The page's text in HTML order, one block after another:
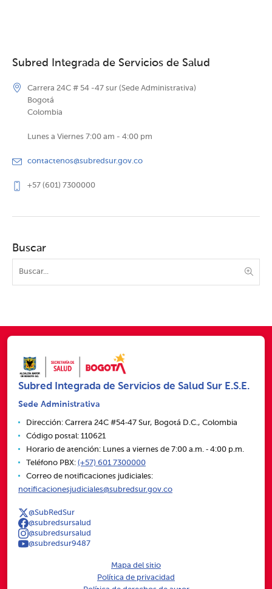
Subred Integrada de Servicios de Salud
Carrera 24C # 54 -47 sur (Sede Administrativa)
Bogotá
Colombia
Lunes a Viernes 7:00 am - 4:00 pm
contactenos@subredsur.gov.co
+57 (601) 7300000
Buscar
Subred Integrada de Servicios de Salud Sur E.S.E.
Sede Administrativa
Dirección: Carrera 24C #54‑47 Sur, Bogotá D.C., Colombia
Código postal: 110621
Horario de atención: Lunes a viernes de 7:00 a.m. ‑ 4:00 p.m.
Teléfono PBX: (+57) 601 7300000
Correo de notificaciones judiciales:
notificacionesjudiciales@subredsur.gov.co
@SubRedSur
@subredsursalud
@subredsursalud
@subredsur9487
Mapa del sitio
Política de privacidad